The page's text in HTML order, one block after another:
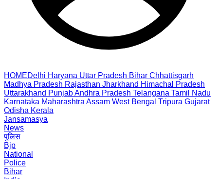
HOMEDelhi Haryana Uttar Pradesh Bihar Chhattisgarh
Madhya Pradesh Rajasthan Jharkhand Himachal Pradesh
Uttarakhand PunjabAndhra Pradesh Telangana Tamil Nadu
Karnataka Maharashtra Assam West Bengal Tripura Gujarat
Odisha Kerala
Jansamasya
News
पुलिस
Bjp
National
Police
Bihar